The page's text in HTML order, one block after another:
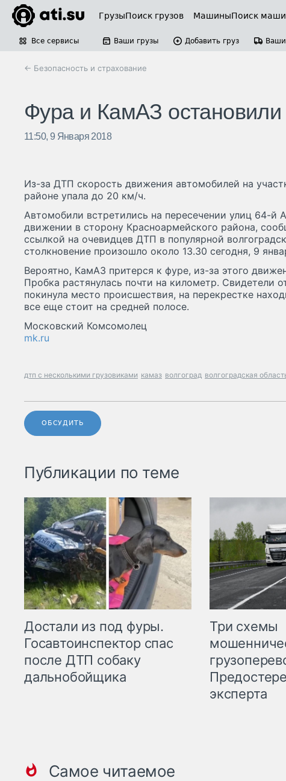
ГрузыПоиск грузов МашиныПоиск
Все сервисы Ваши грузы Добавить груз
← Безопасность и страхование
Фура и КамАЗ
11:50, 9 Января 2018
Из-за ДТП скорость движения автомобилей на
районе упала до 20 км/ч.
Автомобили встретились на перeсечении улиц 64-й
движении в сторону Красноармейского района,
ссылкой на очевидцев ДТП в популярной
столкновение произошло около 13.30 сегодня, 9
Вероятно, КамАЗ притерся к фуре, из-за этого
Пробка растянулась почти на километр. Свидетели
покинула место происшествия, на перекрeстке
все еще стоит на средней полосе.
Московский Комсомолец
mk.ru
дтп с несколькими грузовиками камаз волгоград волгоградская
ОБСУДИТЬ
Публикации по теме
Достали из под фуры.
Госавтоинспектор спас
после ДТП собаку
дальнобойщика
Три схемы
эксперта
Самое читаемое